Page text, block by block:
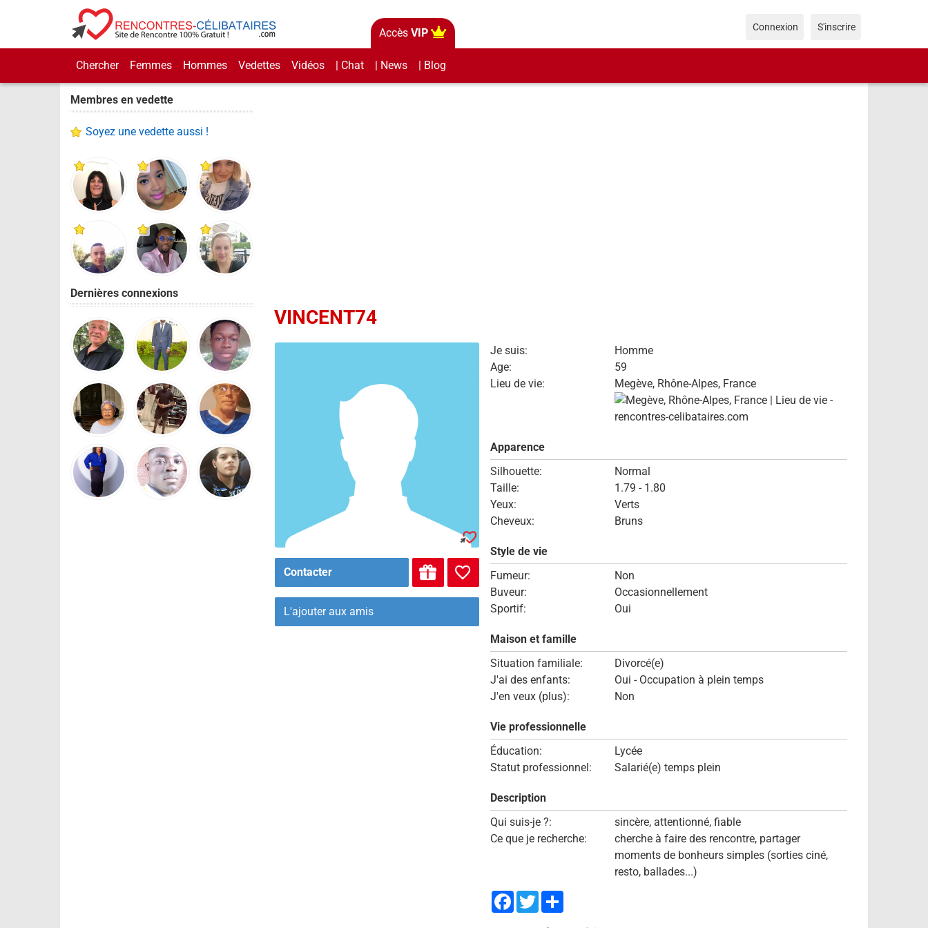
Accès VIP
Chercher Femmes Hommes Vedettes Vidéos | Chat | News | Blog
Connexion S'inscrire
Membres en vedette
Soyez une vedette aussi !
Dernières connexions
VINCENT74
Contacter
L'ajouter aux amis
Je suis:
Homme
Age:
59
Lieu de vie:
Megève, Rhône-Alpes, France
Apparence
Silhouette:
Normal
Taille:
1.79 - 1.80
Yeux:
Verts
Cheveux:
Bruns
Style de vie
Fumeur:
Non
Buveur:
Occasionnellement
Sportif:
Oui
Maison et famille
Situation familiale:
Divorcé(e)
J'ai des enfants:
Oui - Occupation à plein temps
J'en veux (plus):
Non
Vie professionnelle
Éducation:
Lycée
Statut professionnel:
Salarié(e) temps plein
Description
Qui suis-je ?:
sincère, attentionné, fiable
Ce que je recherche:
cherche à faire des rencontre, partager
moments de bonheurs simples (sorties ciné,
resto, ballades...)
Facebook
TwitterShare